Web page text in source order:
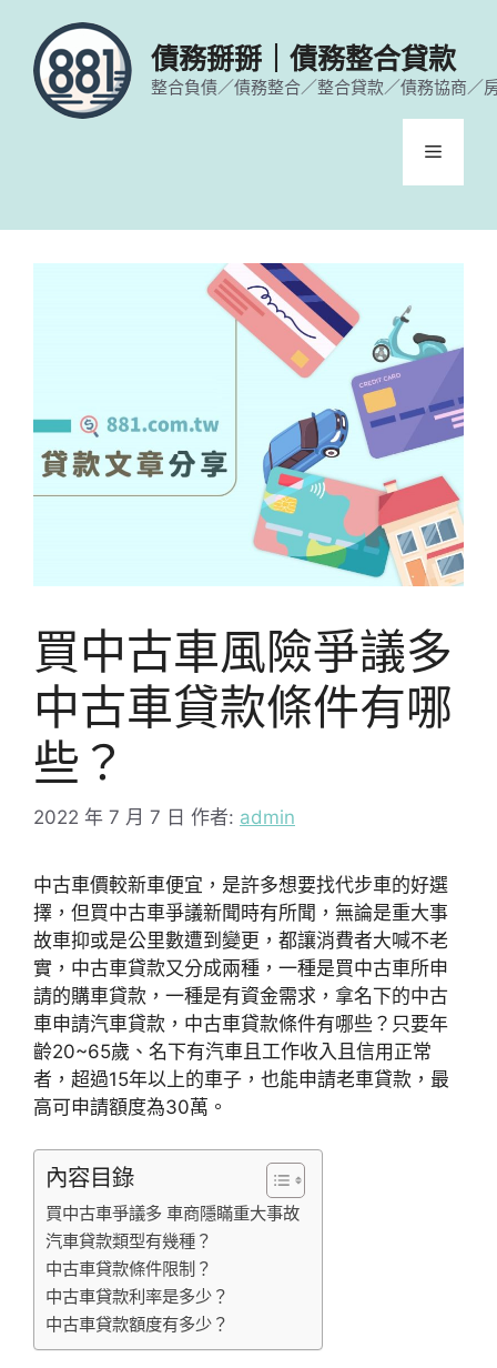
債務掰掰｜債務整合貸款
整合負債／債務整合／整合貸款／債務協商／
選
買中古車風險爭議多
中古車貸款條件有哪
些？
2022 年 7 月 7 日 作者: admin
中古車價較新車便宜，是許多想要找代步車的好選
擇，但買中古車爭議新聞時有所聞，無論是重大事
故車抑或是公里數遭到變更，都讓消費者大喊不老
實，中古車貸款又分成兩種，一種是買中古車所申
請的購車貸款，一種是有資金需求，拿名下的中古
車申請汽車貸款，中古車貸款條件有哪些？只要年
齡20~65歲、名下有汽車且工作收入且信用正常
者，超過15年以上的車子，也能申請老車貸款，最
高可申請額度為30萬。
內容目錄
買中古車爭議多 車商隱瞞重大事故
汽車貸款類型有幾種？
中古車貸款條件限制？
中古車貸款利率是多少？
中古車貸款額度有多少？